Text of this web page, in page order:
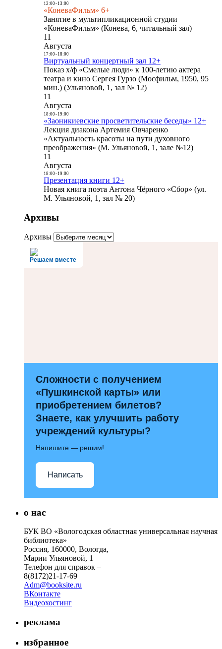
12:00- 13:00
«КоневаФильм» 6+
Занятие в мультипликационной студии
«КоневаФильм» (Конева, 6, читальный зал)
11
Августа
17:00- 18:00
Виртуальный концертный зал 12+
Показ х/ф «Смелые люди» к 100-летию актера
театра и кино Сергея Гурзо (Мосфильм, 1950, 95
мин.) (Ульяновой, 1, зал № 12)
11
Августа
18:00- 19:00
«Заоникиевские просветительские беседы» 12+
Лекция диакона Артемия Овчаренко
«Актуальность красоты на пути духовного
преображения» (М. Ульяновой, 1, зале №12)
11
Августа
18:00- 19:00
Презентация книги 12+
Новая книга поэта Антона Чёрного «Сбор» (ул.
М. Ульяновой, 1, зал № 20)
Архивы
Архивы
Решаем вместе
Сложности с получением
«Пушкинской карты» или
приобретением билетов?
Знаете, как улучшить работу
учреждений культуры?
Напишите — решим!
Написать
о нас
БУК ВО «Вологодская областная универсальная научная
библиотека»
Россия, 160000, Вологда,
Марии Ульяновой, 1
Телефон для справок –
8(8172)21-17-69
Adm@booksite.ru
ВКонтакте
Видеохостинг
реклама
избранное